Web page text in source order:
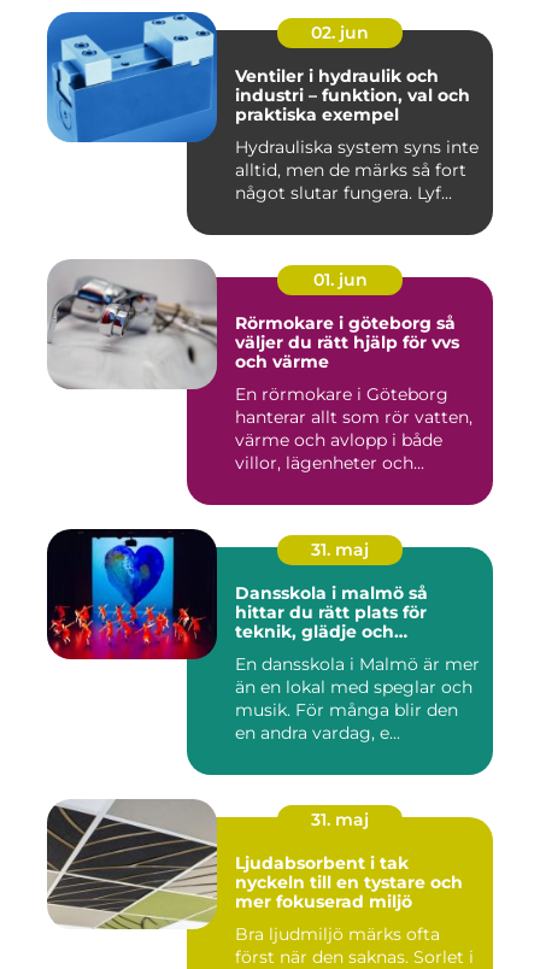
02. jun
Ventiler i hydraulik och
industri – funktion, val och
praktiska exempel
Hydrauliska system syns inte
alltid, men de märks så fort
något slutar fungera. Lyf...
01. jun
Rörmokare i göteborg så
väljer du rätt hjälp för vvs
och värme
En rörmokare i Göteborg
hanterar allt som rör vatten,
värme och avlopp i både
villor, lägenheter och...
31. maj
Dansskola i malmö så
hittar du rätt plats för
teknik, glädje och
En dansskola i Malmö är mer
än en lokal med speglar och
musik. För många blir den
en andra vardag, e...
31. maj
Ljudabsorbent i tak
nyckeln till en tystare och
mer fokuserad miljö
Bra ljudmiljö märks ofta
först när den saknas. Sorlet i